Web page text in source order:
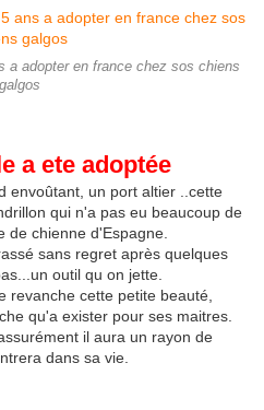
a adopter en france chez sos chiens
galgos
a ete adoptée
envoûtant, un port altier ..cette
qui n'a pas eu beaucoup de
de chienne d'Espagne.
sans regret après quelques
outil qu on jette.
revanche cette petite beauté,
qu'a exister pour ses maitres.
il aura un rayon de
dans sa vie.